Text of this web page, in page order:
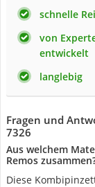
schnelle
von
entwickelt
langlebig
Fragen und
7326
Aus welchem
Remos
Diese